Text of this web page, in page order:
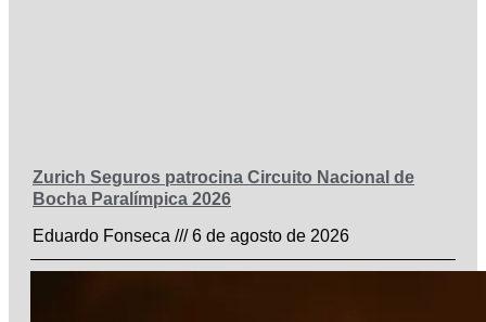
Zurich Seguros patrocina Circuito Nacional de
Bocha Paralímpica 2026
Eduardo Fonseca
6 de agosto de 2026